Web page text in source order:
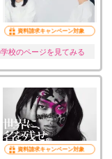
資料請求キャンペーン対象
学校のページを見てみる
資料請求キャンペーン対象